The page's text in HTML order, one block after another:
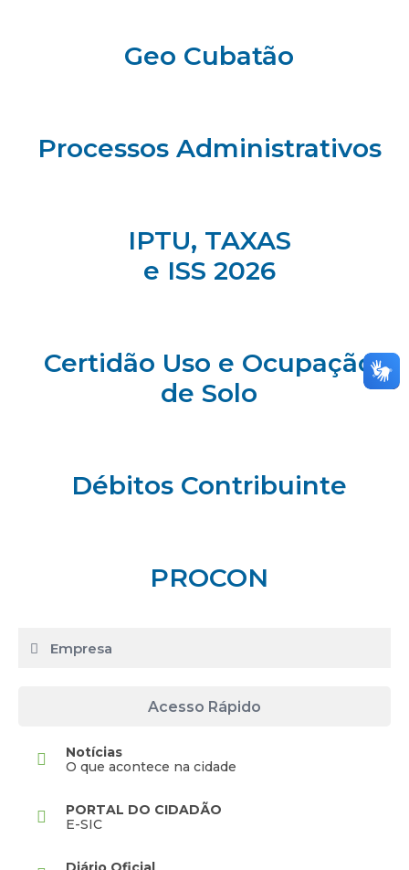
Geo Cubatão
Processos Administrativos
IPTU, TAXAS
e ISS 2026
Certidão Uso e Ocupação
de Solo
Débitos Contribuinte
PROCON
Empresa
Acesso Rápido
Notícias
O que acontece na cidade
PORTAL DO CIDADÃO
E-SIC